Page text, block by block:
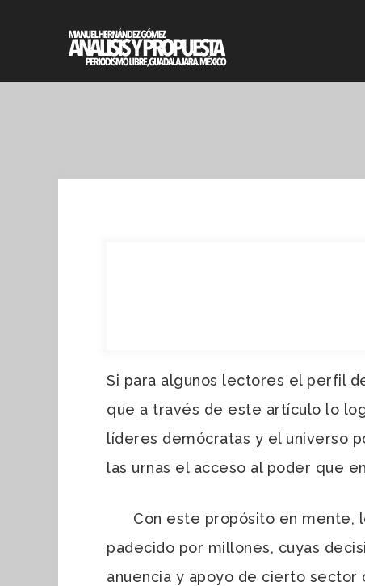
Si para algunos lectores el perfil
que a través de este artículo lo
líderes demócratas y el universo
las urnas el acceso al poder que
Con este propósito en mente,
padecido por millones, cuyas
anuencia y apoyo de cierto sector